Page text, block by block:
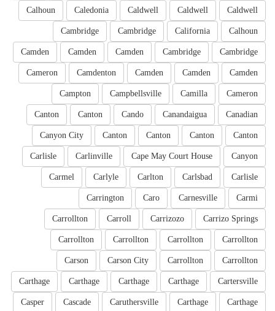
Caldwell
Caldwell
Caldwell
Caledonia
Calhoun
Calhoun
California
Cambridge
Cambridge
Cambridge
Cambridge
Camden
Camden
Camden
Camden
Camden
Camden
Camdenton
Cameron
Cameron
Camilla
Campbellsville
Campton
Canadian
Canandaigua
Cando
Canton
Canton
Canton
Canton
Canton
Canton
Canyon City
Canyon
Cape May Court House
Carlinville
Carlisle
Carlisle
Carlsbad
Carlton
Carlyle
Carmel
Carmi
Carnesville
Caro
Carrington
Carrizo Springs
Carrizozo
Carroll
Carrollton
Carrollton
Carrollton
Carrollton
Carrollton
Carrollton
Carrollton
Carson City
Carson
Cartersville
Carthage
Carthage
Carthage
Carthage
Carthage
Carthage
Caruthersville
Cascade
Casper